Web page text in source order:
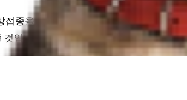
종을 하는 것이 좋습니다. 담당 수의사가
입니다. 6개월 마다 또는 담당 수의사의